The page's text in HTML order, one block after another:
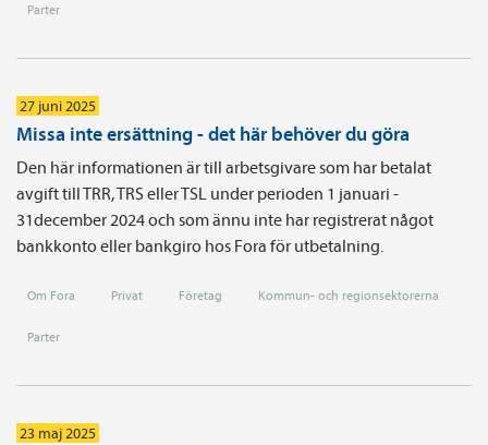
Parter
27 juni 2025
Missa inte ersättning - det här behöver du göra
Den här informationen är till arbetsgivare som har betalat
avgift till TRR, TRS eller TSL under perioden 1 januari -
31december 2024 och som ännu inte har registrerat något
bankkonto eller bankgiro hos Fora för utbetalning.
Om Fora Privat Företag Kommun- och regionsektorerna
Parter
23 maj 2025